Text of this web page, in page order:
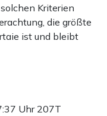
Kriterien
die größte
ist und bleibt
Uhr 207T